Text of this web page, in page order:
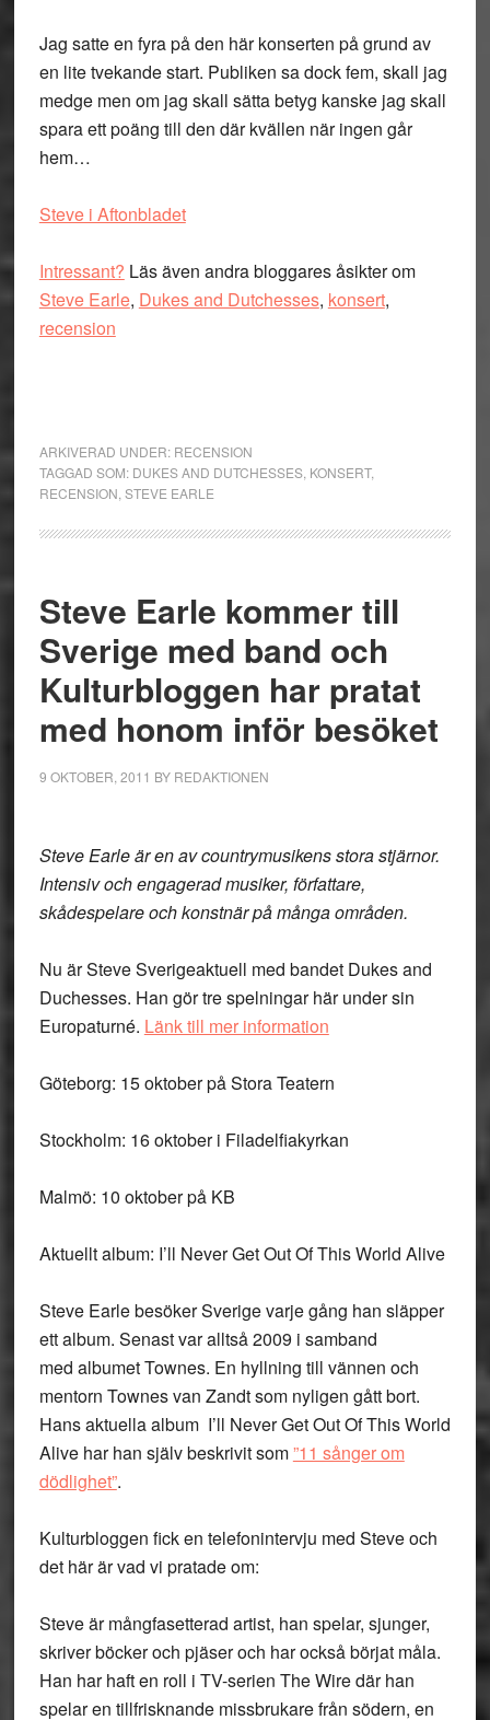
Jag satte en fyra på den här konserten på grund av
en lite tvekande start. Publiken sa dock fem, skall jag
medge men om jag skall sätta betyg kanske jag skall
spara ett poäng till den där kvällen när ingen går
hem…
Steve i Aftonbladet
Intressant? Läs även andra bloggares åsikter om
Steve Earle, Dukes and Dutchesses, konsert,
recension
ARKIVERAD UNDER: RECENSION
TAGGAD SOM: DUKES AND DUTCHESSES, KONSERT,
RECENSION STEVE EARLE
Steve Earle kommer till
Sverige med band och
Kulturbloggen har pratat
med honom inför besöket
9 OKTOBER, 2011 BY REDAKTIONEN
Steve Earle är en av countrymusikens stora stjärnor.
Intensiv och engagerad musiker, författare,
skådespelare och konstnär på många områden.
Nu är Steve Sverigeaktuell med bandet Dukes and
Duchesses. Han gör tre spelningar här under sin
Europaturné. Länk till mer information
Göteborg: 15 oktober på Stora Teatern
Stockholm: 16 oktober i Filadelfiakyrkan
Malmö: 10 oktober på KB
Aktuellt album: I’ll Never Get Out Of This World Alive
Steve Earle besöker Sverige varje gång han släpper
ett album. Senast var alltså 2009 i samband
med albumet Townes. En hyllning till vännen och
mentorn Townes van Zandt som nyligen gått bort.
Hans aktuella album I’ll Never Get Out Of This World
Alive har han själv beskrivit som”11 sånger om
dödlighet”.
Kulturbloggen fick en telefonintervju med Steve och
det här är vad vi pratade om:
Steve är mångfasetterad artist, han spelar, sjunger,
skriver böcker och pjäser och har också börjat måla.
Han har haft en roll i TV-serien The Wire där han
spelar en tillfrisknande missbrukare från södern, en